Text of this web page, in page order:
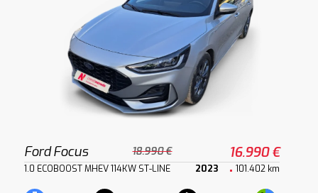
Ford Focus 18.990 € 16.990 €
1.0 ECOBOOST MHEV 114KW ST-LINE 2023 101.402 km